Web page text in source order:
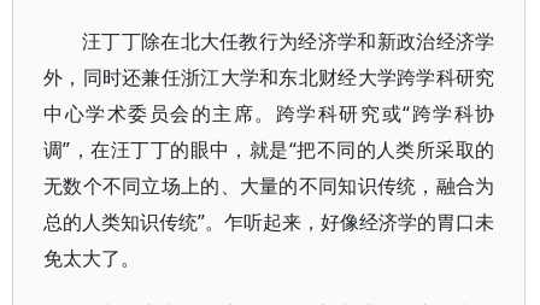
汪丁丁除在北大任教行为经济学和新政治经济学
外，同时还兼任浙江大学和东北财经大学跨学科研究
中心学术委员会的主席。跨学科研究或“跨学科协
调”，在汪丁丁的眼中，就是“把不同的人类所采取的
无数个不同立场上的、大量的不同知识传统，融合为
总的人类知识传统”。乍听起来，好像经济学的胃口未
免太大了。